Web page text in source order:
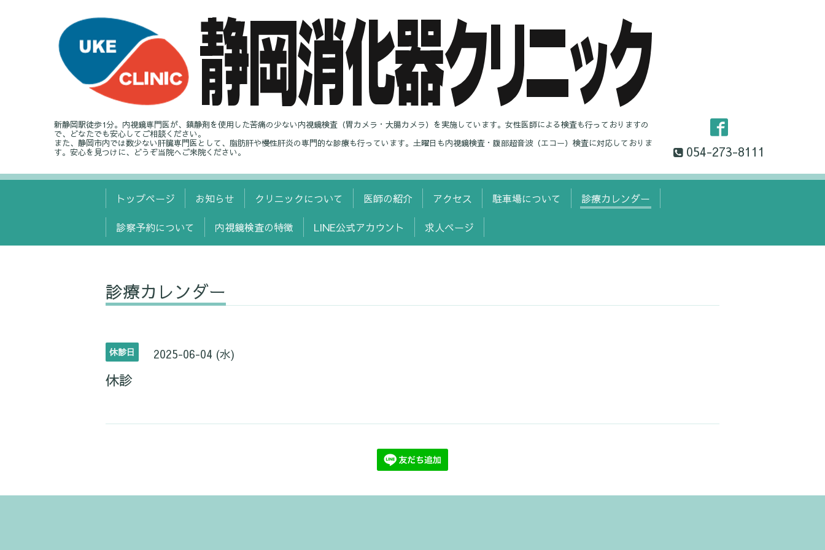
新静岡駅徒歩1分。内視鏡専門医が、鎮静剤を使用した苦痛の少ない内視鏡検査（胃カメラ・大腸カメラ）を実施しています。女性医師による検査も行っておりますの
で、どなたでも安心してご相談ください。
また、静岡市内では数少ない肝臓専門医として、脂肪肝や慢性肝炎の専門的な診療も行っています。土曜日も内視鏡検査・腹部超音波（エコー）検査に対応しておりま
す。安心を見つけに、どうぞ当院へご来院ください。
054-273-8111
トップページ お知らせ クリニックについて 医師の紹介 アクセス 駐車場について 診療カレンダー
診察予約について 内視鏡検査の特徴 LINE公式アカウント 求人ページ
診療カレンダー
休診日 2025-06-04 (水)
休診